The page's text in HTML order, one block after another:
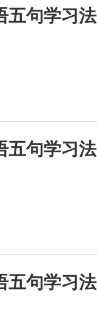
下这
五句学习
五句学习
do sth.是那样地道，不用
五句学习